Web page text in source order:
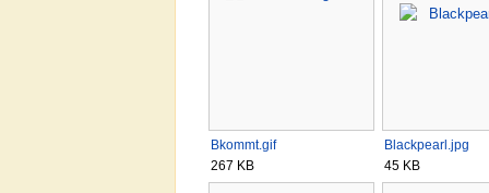
Bkommt.gif
267 KB
Blackpearl.jpg
45 KB